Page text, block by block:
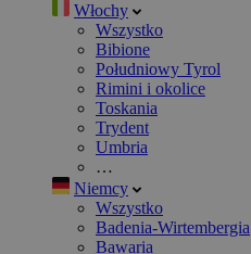
Włochy
Wszystko
Bibione
Południowy Tyrol
Rimini i okolice
Toskania
Trydent
Umbria
…
Niemcy
Wszystko
Badenia-Wirtembergia
Bawaria